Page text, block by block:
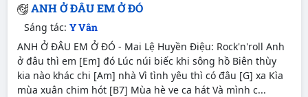
ANH Ở ĐÂU EM Ở ĐÓ
Sáng tác: Y Vân
ANH Ở ĐÂU EM Ở ĐÓ - Mai Lệ Huyền Điệu: Rock'n'roll Anh
ở đâu thì em [Em] đó Lúc núi biếc khi sông hồ Biên thùy
kia nào khác chi [Am] nhà Vì tình yêu thì có đâu [G] xa Kìa
mùa xuân chim hót [B7] Mùa hè ve ca hát Và mình c...